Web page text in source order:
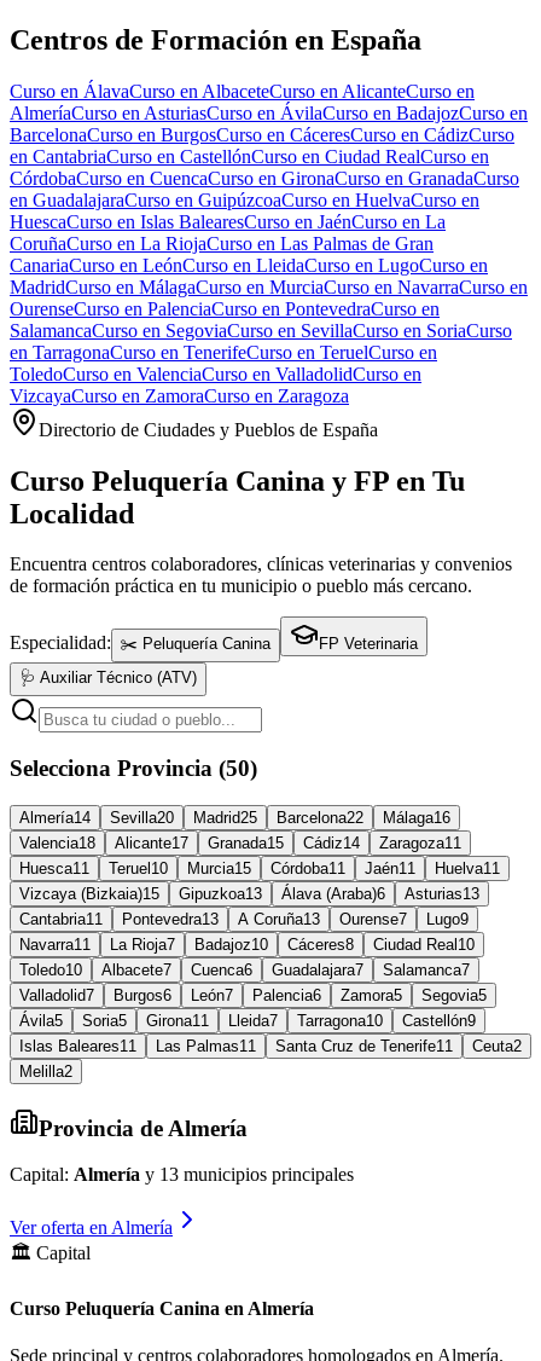
Centros de Formación en España
Curso en ÁlavaCurso en AlbaceteCurso en AlicanteCurso en
AlmeríaCurso en AsturiasCurso en ÁvilaCurso en BadajozCurso en
BarcelonaCurso en BurgosCurso en CáceresCurso en CádizCurso
en CantabriaCurso en CastellónCurso en Ciudad RealCurso en
CórdobaCurso en CuencaCurso en GironaCurso en GranadaCurso
en GuadalajaraCurso en GuipúzcoaCurso en HuelvaCurso en
HuescaCurso en Islas BalearesCurso en JaénCurso en La
CoruñaCurso en La RiojaCurso en Las Palmas de Gran
CanariaCurso en LeónCurso en LleidaCurso en LugoCurso en
MadridCurso en MálagaCurso en MurciaCurso en NavarraCurso en
OurenseCurso en PalenciaCurso en PontevedraCurso en
SalamancaCurso en SegoviaCurso en SevillaCurso en SoriaCurso
en TarragonaCurso en TenerifeCurso en TeruelCurso en
ToledoCurso en ValenciaCurso en ValladolidCurso en
VizcayaCurso en ZamoraCurso en Zaragoza
Directorio de Ciudades y Pueblos de España
Curso Peluquería Canina y FP en Tu
Localidad
Encuentra centros colaboradores, clínicas veterinarias y convenios
de formación práctica en tu municipio o pueblo más cercano.
Especialidad: ✂️ Peluquería Canina
FP Veterinaria
🩺 Auxiliar Técnico (ATV)
Selecciona Provincia (50)
Almería14 Sevilla20 Madrid25 Barcelona22 Málaga16
Valencia18 Alicante17 Granada15 Cádiz14 Zaragoza11
Huesca11 Teruel 10 Murcia15 Córdoba11 Jaén11 Huelva11
Vizcaya (Bizkaia)15 Gipuzkoa13 Álava (Araba)6 Asturias13
Cantabria11 Pontevedra13 A Coruña13 Ourense7 Lugo9
Navarra11 La Rioja7 Badajoz10 Cáceres8 Ciudad Real 10
Toledo10 Albacete7 Cuenca6 Guadalajara7 Salamanca7
Valladolid7 Burgos6 León7 Palencia6 Zamora5 Segovia5
Ávila5 Soria5 Girona11 Lleida7 Tarragona10 Castellón9
Islas Baleares11 Las Palmas11 Santa Cruz de Tenerife11 Ceuta2
Melilla2
Provincia de Almería
Capital: Almería y 13 municipios principales
Ver oferta en Almería
🏛️ Capital
Curso Peluquería Canina en Almería
Sede principal y centros colaboradores homologados en Almería.